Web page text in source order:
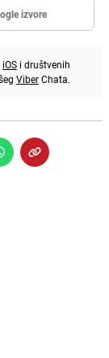
izvore
iOS i društvenih
ViberChata.